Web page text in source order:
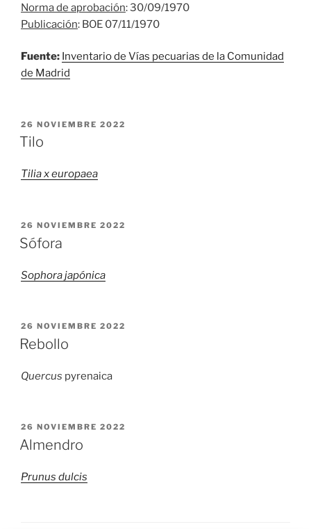
Norma de aprobación: 30/09/1970
Publicación: BOE 07/11/1970
Fuente: Inventario de Vías pecuarias de la Comunidad
de Madrid
PUBLICADO
EL
26 NOVIEMBRE 2022
Tilo
Tilia x europaea
PUBLICADO
EL
26 NOVIEMBRE 2022
Sófora
Sophora japónica
PUBLICADO
EL
26 NOVIEMBRE 2022
Rebollo
Quercus pyrenaica
PUBLICADO
EL
26 NOVIEMBRE 2022
Almendro
Prunus dulcis